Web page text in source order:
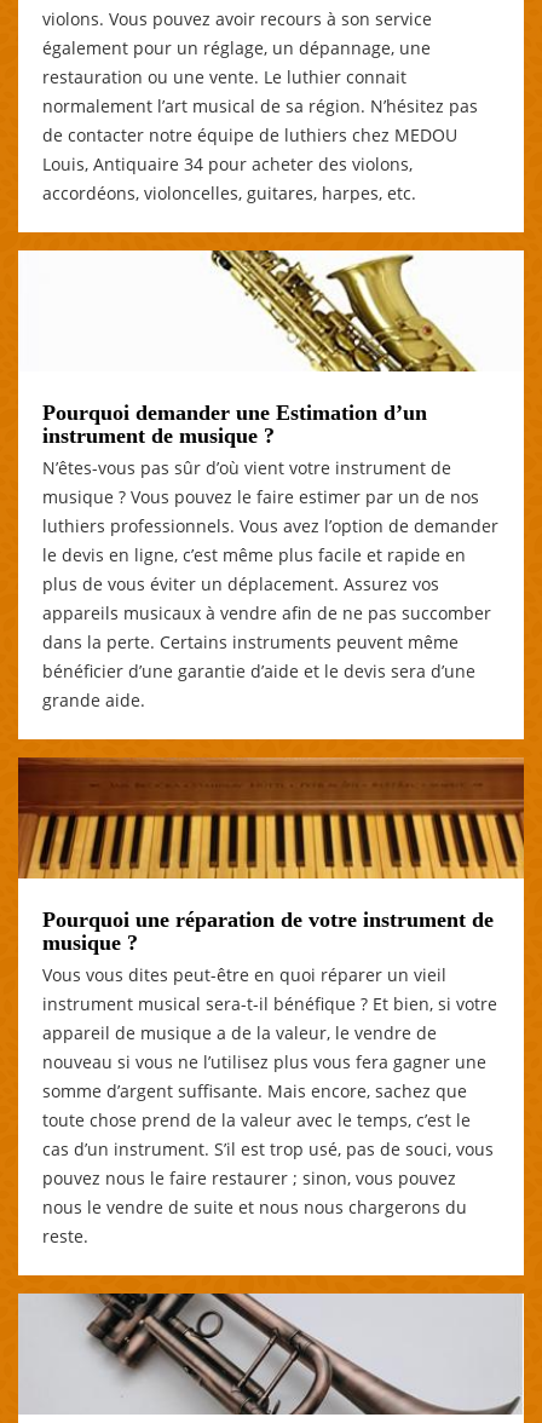
violons. Vous pouvez avoir recours à son service
également pour un réglage, un dépannage, une
restauration ou une vente. Le luthier connait
normalement l’art musical de sa région. N’hésitez pas
de contacter notre équipe de luthiers chez MEDOU
Louis, Antiquaire 34 pour acheter des violons,
accordéons, violoncelles, guitares, harpes, etc.
Pourquoi demander une Estimation d’un
instrument de musique ?
N’êtes-vous pas sûr d’où vient votre instrument de
musique ? Vous pouvez le faire estimer par un de nos
luthiers professionnels. Vous avez l’option de demander
le devis en ligne, c’est même plus facile et rapide en
plus de vous éviter un déplacement. Assurez vos
appareils musicaux à vendre afin de ne pas succomber
dans la perte. Certains instruments peuvent même
bénéficier d’une garantie d’aide et le devis sera d’une
grande aide.
Pourquoi une réparation de votre instrument de
musique ?
Vous vous dites peut-être en quoi réparer un vieil
instrument musical sera-t-il bénéfique ? Et bien, si votre
appareil de musique a de la valeur, le vendre de
nouveau si vous ne l’utilisez plus vous fera gagner une
somme d’argent suffisante. Mais encore, sachez que
toute chose prend de la valeur avec le temps, c’est le
cas d’un instrument. S’il est trop usé, pas de souci, vous
pouvez nous le faire restaurer ; sinon, vous pouvez
nous le vendre de suite et nous nous chargerons du
reste.